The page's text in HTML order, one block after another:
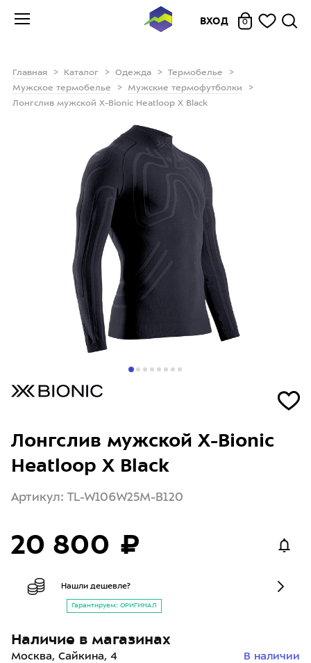
ВХОД 0
Главная Каталог Одежда
Термобелье
Мужское термобелье
Мужские термофутболки
Лонгслив мужской X-Bionic Heatloop X Black
Лонгслив мужской X-Bionic
Heatloop X Black
Артикул: TL-W106W25M-B120
20 800 ₽
Нашли дешевле?
Гарантируем: ОРИГИНАЛ
Наличие в магазинах
Москва, Сайкина, 4
В наличии